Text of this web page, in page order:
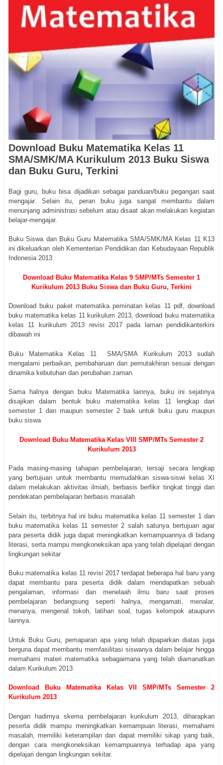
Download Buku Matematika Kelas 11
SMA/SMK/MA Kurikulum 2013 Buku Siswa
dan Buku Guru, Terkini
Bagi guru, buku bisa dijadikan sebagai panduan/buku pegangan saat
mengajar. Selain itu, peran buku juga sangat membantu dalam
menunjang administrasi sebelum atau disaat akan melakukan kegiatan
belajar-mengajar.
Buku Siswa dan Buku Guru Matematika SMA/SMK/MA Kelas 11 K13
ini dikeluarkan oleh Kementerian Pendidikan dan Kebudayaan Republik
Indonesia 2013
Download Buku Matematika Kelas 9 SMP/MTs Semester 1
Kurikulum 2013 Buku Siswa dan Buku Guru, Terkini
Download buku paket matematika peminatan kelas 11 pdf, download
buku matematika kelas 11 kurikulum 2013, download buku matematika
kelas 11 kurikulum 2013 revisi 2017 pada laman pendidikanterkini
dibawah ini
Buku Matematika Kelas 11 SMA/SMA Kurikulum 2013 sudah
mengalami perbaikan, pembaharuan dan pemutakhiran sesuai dengan
dinamika kebutuhan dan perubahan zaman.
Sama halnya dengan buku Matematika lainnya, buku ini sejatinya
disajikan dalam bentuk buku matematika kelas 11 lengkap dari
semester 1 dan maupun semester 2 baik untuk buku guru maupun
buku siswa
Download Buku Matematika Kelas VIII SMP/MTs Semester 2
Kurikulum 2013
Pada masing-masing tahapan pembelajaran, tersaji secara lengkap
yang bertujuan untuk membantu memudahkan siswa-siswi kelas XI
dalam melakukan aktivitas ilmiah, berbasis berfikir tingkat tinggi dan
pendekatan pembelajaran berbasis masalah
Selain itu, terbitnya hal ini buku matematika kelas 11 semester 1 dan
buku matematika kelas 11 semester 2 salah satunya bertujuan agar
para peserta didik juga dapat meningkatkan kemampuannya di bidang
literasi, serta mampu mengkoneksikan apa yang telah dipelajari dengan
lingkungan sekitar
Buku matematika kelas 11 revisi 2017 terdapat beberapa hal baru yang
dapat membantu para peserta didik dalam mendapatkan sebuah
pengalaman, informasi dan menelaah ilmu baru saat proses
pembelajaran berlangsung seperti halnya, mengamati, menalar,
menanya, mengenal tokoh, latihan soal, tugas kelompok ataupunn
lainnya.
Untuk Buku Guru, pemaparan apa yang telah dipaparkan diatas juga
berguna dapat membantu memfasilitasi siswanya dalam belajar hingga
memahami materi matematika sebagaimana yang telah diamanatkan
dalam Kurikulum 2013
Download Buku Matematika Kelas VII SMP/MTs Semester 2
Kurikulum 2013
Dengan hadirnya skema pembelajaran kurikulum 2013, diharapkan
peserta didik mampu meningkatkan kemampuan literasi, memahami
masalah, memiliki keterampilan dan dapat memiliki sikap yang baik,
dengan cara mengkoneksikan kemampuannya terhadap apa yang
dipelajari dengan lingkungan sekitar.